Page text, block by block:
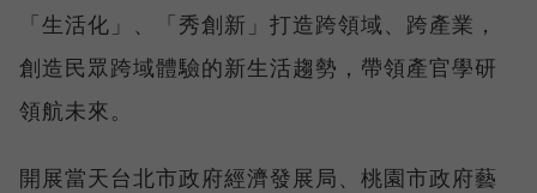
「生活化」、「秀創新」打造跨領域、跨產業，
創造民眾跨域體驗的新生活趨勢，帶領產官學研
領航未來。
開展當天台北市政府經濟發展局、桃園市政府藝